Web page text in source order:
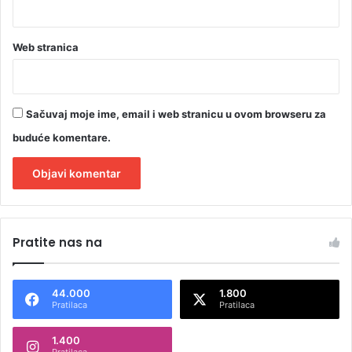
Web stranica
Sačuvaj moje ime, email i web stranicu u ovom browseru za
buduće komentare.
t
n
Pratite nas na
44.000
Pratilaca
1.800
Pratilaca
1.400